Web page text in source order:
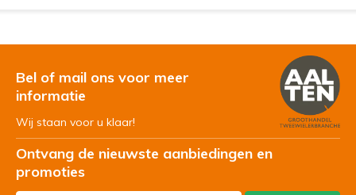
Bel of mail ons voor meer
informatie
Wij staan voor u klaar!
Ontvang de nieuwste aanbiedingen en
promoties